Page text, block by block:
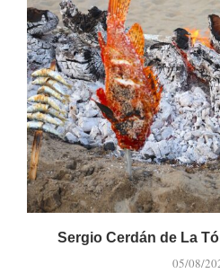
Sergio Cerdán de La
05/08/